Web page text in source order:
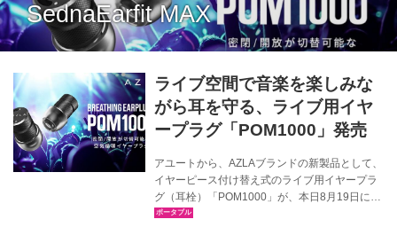
SednaEarfit MAX
ライブ空間で音楽を楽しみな
がら耳を守る、ライブ用イヤ
ープラグ「POM1000」発売
アユートから、AZLAブランドの新製品として、
イヤーピース付け替え式のライブ用イヤープラ
グ（耳栓）「POM1000」が、本日8月19日に発
売される。価格は￥6,580（税込）。 POM1000